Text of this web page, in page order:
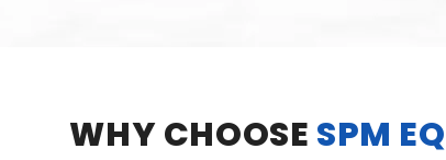
WHY CHOOSE SPM